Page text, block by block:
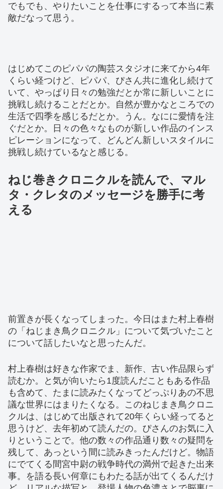
でもでも、やりたいことを仕事にするって本当に素
敵だなって思う。
はじめてこのピパパの陶芸スタジオに来てから4年
くらい経つけど、ピパパ、ぴさん共に進化し続けて
いて、やっぱり日々の勉強だとか常に新しいことに
挑戦し続けることだとか。自然が豊かなところでの
生活で四季を感じるだとか。うん。なにに愛情を注
ぐだとか。日々の色々なものが新しい作品のインス
ピレーションになって、どんどん新しいスタイルに
挑戦し続けているなと感じる。
ねじ巻きクロニクルを読んで、マル
タ・クレタのメッセージを勝手に考
える
前置きが長くなってしまった。今日はまた村上春樹
の「ねじまき鳥クロニクル」について気づいたこと
について話したいなと思ったんだ。
村上春樹は好きな作家でま、新作、古い作品限らず
読むか。と気が向いたら1度読んだこともある作品
も含めて、たまに読みたくなってどっぷりあの不思
議な世界にはまりたくなる。このねじまき鳥クロニ
クルは、はじめて出版されて20年くらい経ってると
思うけど、去年初めて読んだの。ぴさんのお気に入
りということで。他の数々の作品通り数々の疑問を
残して、あっという間に読みきったんだけど。物語
にでてくる間宮中尉の戦争時代の満州で起きた出来
事。を語る長い何章にもわたる話が出てくるんだけ